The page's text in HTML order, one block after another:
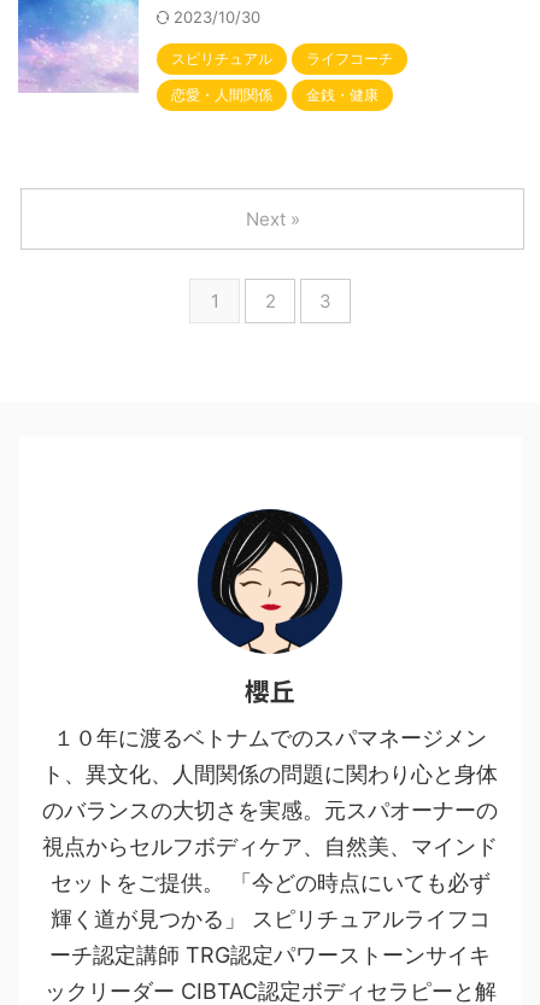
2023/10/30
スピリチュアル
ライフコーチ
恋愛・人間関係
金銭・健康
1 2 3
Next »
櫻丘
１０年に渡るベトナムでのスパマネージメン
ト、異文化、人間関係の問題に関わり心と身体
のバランスの大切さを実感。元スパオーナーの
視点からセルフボディケア、自然美、マインド
セットをご提供。 「今どの時点にいても必ず
輝く道が見つかる」 スピリチュアルライフコ
ーチ認定講師 TRG認定パワーストーンサイキ
ックリーダー CIBTAC認定ボディセラピーと解